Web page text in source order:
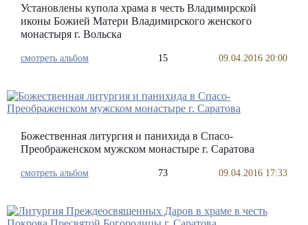
Установлены купола храма в честь Владимирской
иконы Божией Матери Владимирского женского
монастыря г. Вольска
смотреть альбом 15 09.04.2016 20:00
Божественная литургия и панихида в Спасо-
Преображенском мужском монастыре г. Саратова
смотреть альбом 73 09.04.2016 17:33